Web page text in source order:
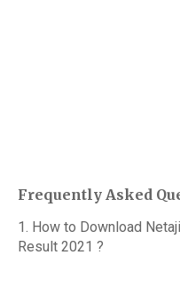
Frequently Asked
1. How to Download
Result 2021 ?